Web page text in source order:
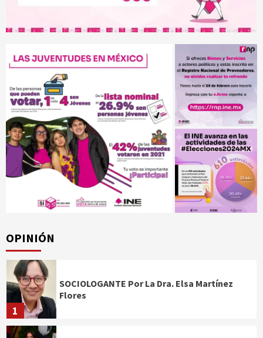
OPINIÓN
1
SOCIOLOGANTE Por La Dra. Elsa Martínez
Flores